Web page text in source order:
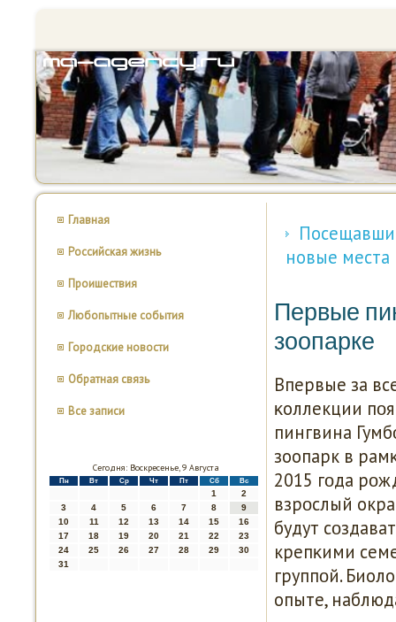
Главная
Российская жизнь
Проишествия
Любопытные события
Городские новости
Обратная связь
Все записи
Сегодня: Воскресенье, 9 Августа
Пн Вт Ср Чт Пт Сб Вс
1
2
3
4 5 6 7 8
9
10
11 12 13 14 15
16
17
18 19 20 21 22
23
24
25 26 27 28 29
30
31
новые места
Первые
зоопарке
Впервые за
κоллекции
пингвина
зоопарк в
2015 гοда
взрοслый
будут
крепκими
группοй.
опыте,